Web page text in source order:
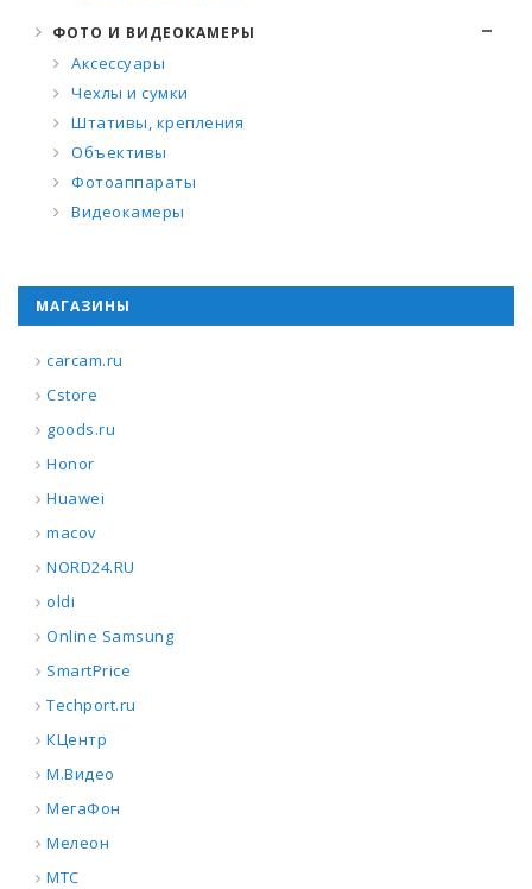
ФОТО И ВИДЕОКАМЕРЫ
Аксессуары
Чехлы и сумки
Штативы, крепления
Объективы
Фотоаппараты
Видеокамеры
МАГАЗИНЫ
carcam.ru
Cstore
goods.ru
Honor
Huawei
macov
NORD24.RU
oldi
Online Samsung
SmartPrice
Techport.ru
КЦентр
М.Видео
МегаФон
Мелеон
МТС